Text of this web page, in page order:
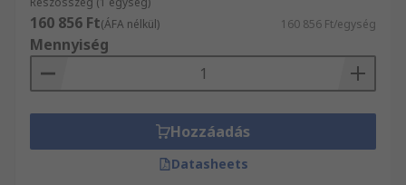
160 856 Ft(ÁFA nélkül) 160 856 Ft/egység
Mennyiség
Hozzáadás
Datasheets